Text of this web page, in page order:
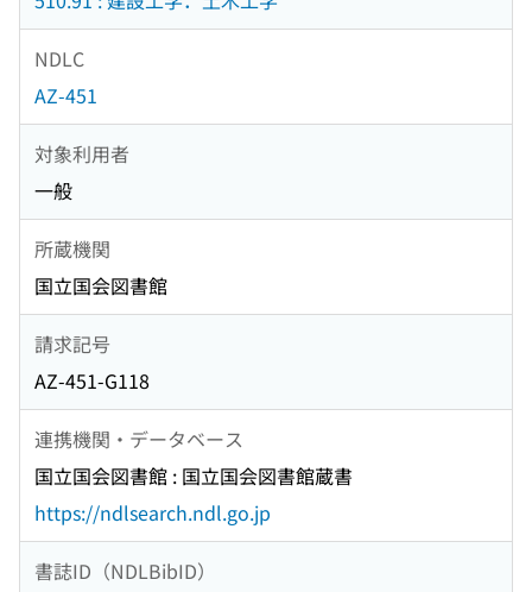
NDLC
AZ-451
対象利用者
一般
所蔵機関
国立国会図書館
請求記号
AZ-451-G118
連携機関・データベース
国立国会図書館 : 国立国会図書館蔵書
https://ndlsearch.ndl.go.jp
書誌ID（NDLBibID）